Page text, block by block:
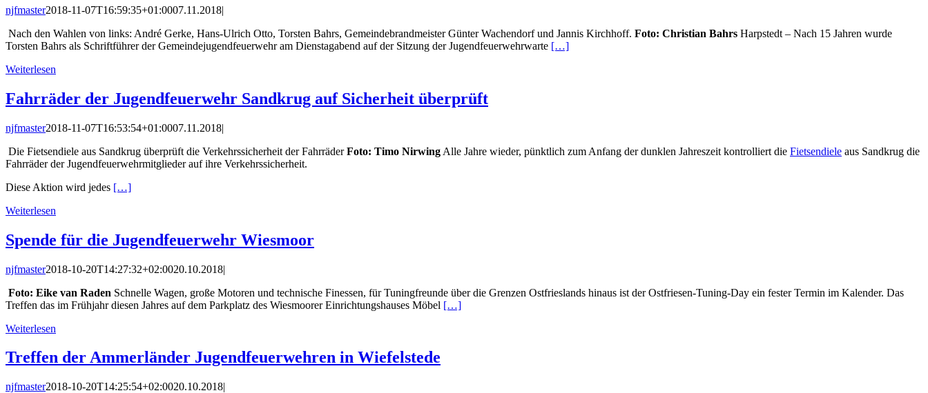
njfmaster2018-11-07T16:59:35+01:0007.11.2018|
Nach den Wahlen von links: André Gerke, Hans-Ulrich Otto, Torsten Bahrs, Gemeindebrandmeister Günter Wachendorf und Jannis Kirchhoff. Foto: Christian Bahrs Harpstedt – Nach 15 Jahren wurde
Torsten Bahrs als Schriftführer der Gemeindejugendfeuerwehr am Dienstagabend auf der Sitzung der Jugendfeuerwehrwarte […]
Weiterlesen
Fahrräder der Jugendfeuerwehr Sandkrug auf Sicherheit überprüft
njfmaster2018-11-07T16:53:54+01:0007.11.2018|
Die Fietsendiele aus Sandkrug überprüft die Verkehrssicherheit der FahrräderFoto: Timo Nirwing Alle Jahre wieder, pünktlich zum Anfang der dunklen Jahreszeit kontrolliert die Fietsendiele aus Sandkrug die
Fahrräder der Jugendfeuerwehrmitglieder auf ihre Verkehrssicherheit.
Diese Aktion wird jedes […]
Weiterlesen
Spende für die Jugendfeuerwehr Wiesmoor
njfmaster2018-10-20T14:27:32+02:0020.10.2018|
Foto: Eike van Raden Schnelle Wagen, große Motoren und technische Finessen, für Tuningfreunde über die Grenzen Ostfrieslands hinaus ist der Ostfriesen-Tuning-Day ein fester Termin im Kalender. Das
Treffen das im Frühjahr diesen Jahres auf dem Parkplatz des Wiesmoorer Einrichtungshauses Möbel […]
Weiterlesen
Treffen der Ammerländer Jugendfeuerwehren in Wiefelstede
njfmaster2018-10-20T14:25:54+02:0020.10.2018|